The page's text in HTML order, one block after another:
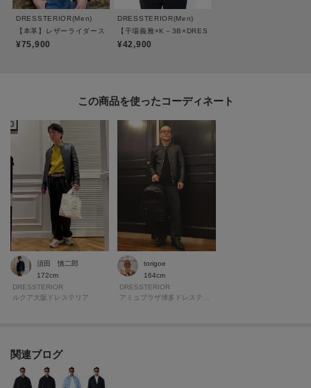
成。
干場氏のこだわりとドレステリアの物作りが融合した、気絶級のレザーライ
ダースです。
※照明の関係により、実際よりも色味が違って見える場合があります。ま
た、パソコン・スマートフォンなどの環境により、若干製品と画像のカラー
が異なる場合もございます。
DRESSTERIOR(Men)
【本革】レザーライダースジャケット
¥75,900
DRESSTERIOR(Men)
【干場義雅×K－3B×DRESSTERIOR】ブラックMA－1
¥42,900
この商品を使った
須田 慎二郎
172cm
DRESSTERIOR
ルクア大阪ドレステリア
torigoe
164cm
DRESSTERIOR
関連ブログ